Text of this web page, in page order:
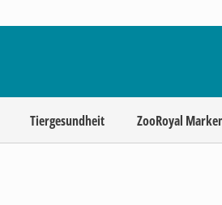
Tiergesundheit ZooRoyal